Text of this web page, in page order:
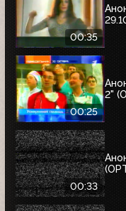
00:35
00:25
2"
00:33